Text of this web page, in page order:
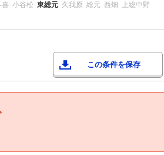
喜 小谷松 東総元 久我原 総元 西畑 上総中野
この条件を保存